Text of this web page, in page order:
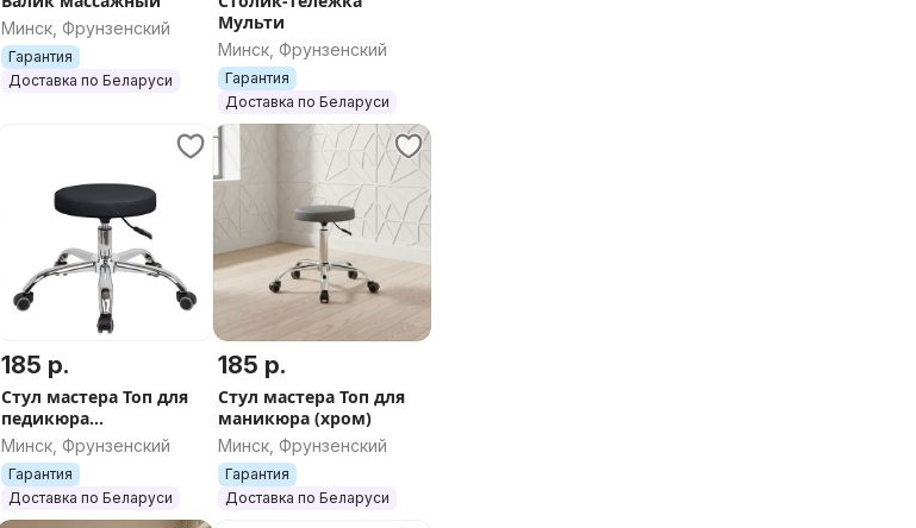
Минск, Фрунзенский
Гарантия
Доставка по Беларуси
Мульти
Минск, Фрунзенский
Гарантия
Доставка по Беларуси
185 р.
Стул мастера Топ для
педикюра
супернизкий (хром,
Eco PE 600)
Минск, Фрунзенский
Гарантия
Доставка по Беларуси
185 р.
Стул мастера Топ для
маникюра (хром)
Минск, Фрунзенский
Гарантия
Доставка по Беларуси